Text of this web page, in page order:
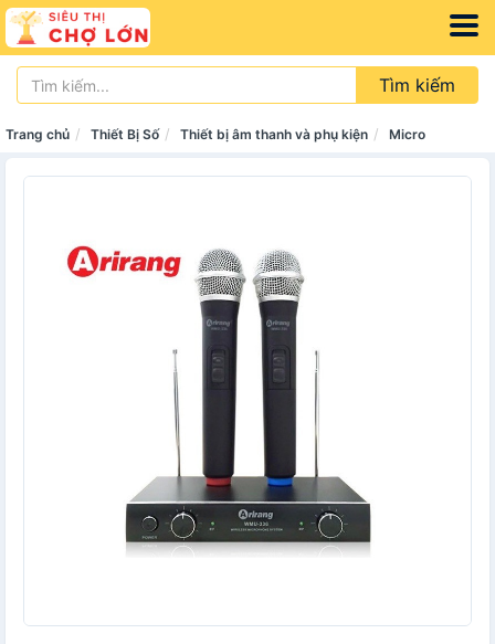
Tìm kiếm
Trang chủ Thiết Bị Số Thiết bị âm thanh và phụ kiện Micro